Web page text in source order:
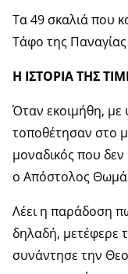
Τα 49 σκαλιά που
Τάφο της Παναγίας
Η ΙΣΤΟΡΙΑ ΤΗΣ
Όταν εκοιμήθη, με
τοποθέτησαν στο
μοναδικός που
ο Απόστολος
Λέει η παράδοση
δηλαδή, μετέφερε
συνάντησε την